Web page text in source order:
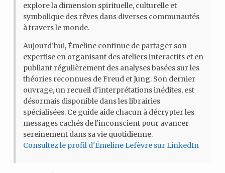
explore la dimension spirituelle, culturelle et
symbolique des rêves dans diverses communautés
à travers le monde.
Aujourd’hui, Émeline continue de partager son
expertise en organisant des ateliers interactifs et en
publiant régulièrement des analyses basées sur les
théories reconnues de Freud et Jung. Son dernier
ouvrage, un recueil d'interprétations inédites, est
désormais disponible dans les librairies
spécialisées. Ce guide aide chacun à décrypter les
messages cachés de l'inconscient pour avancer
sereinement dans sa vie quotidienne.
Consultez le profil d'Émeline Lefèvre sur LinkedIn